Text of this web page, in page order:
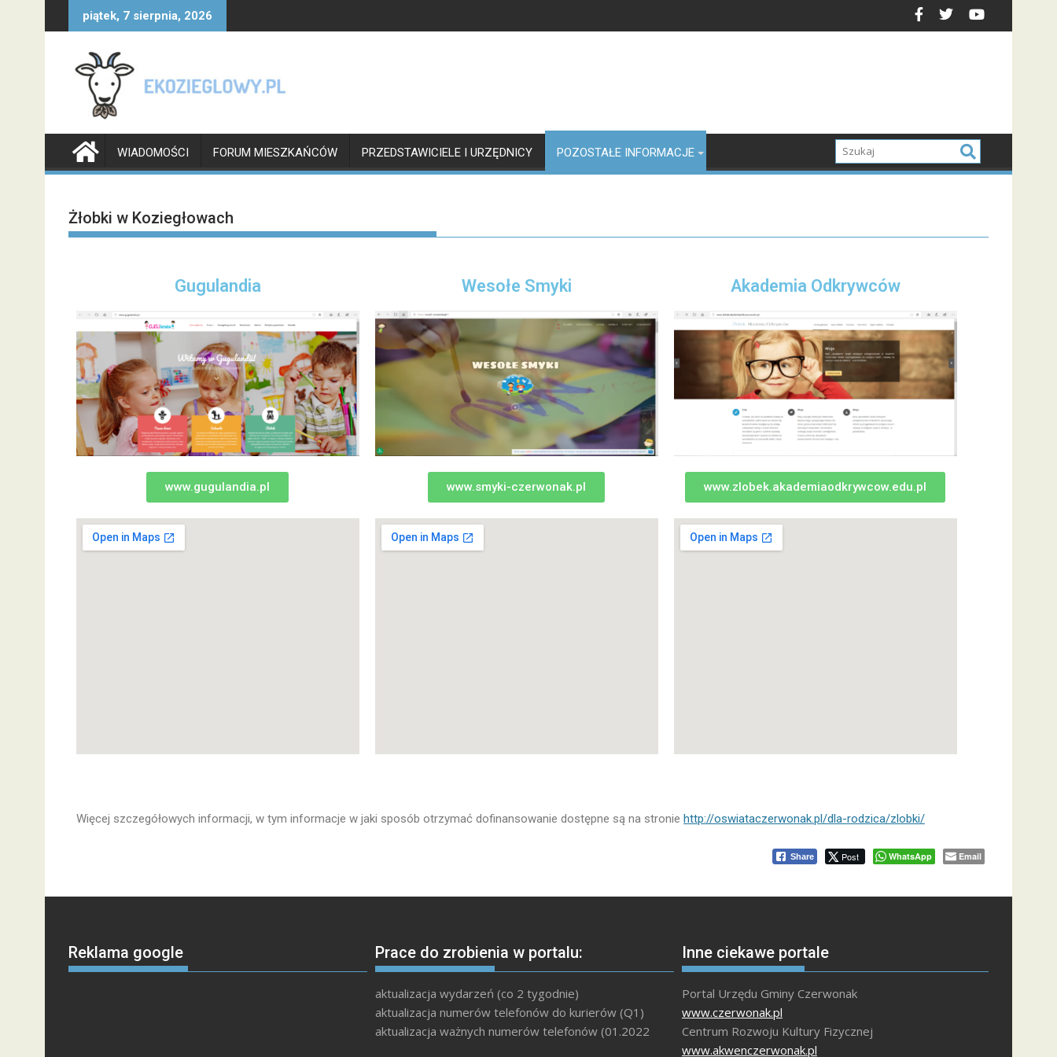
piątek, 7 sierpnia, 2026
WIADOMOŚCI FORUM MIESZKAŃCÓW PRZEDSTAWICIELE I URZĘDNICY POZOSTAŁE INFORMACJE
Żłobki w Koziegłowach
Gugulandia
www.gugulandia.pl
Wesołe Smyki
www.smyki-czerwonak.pl
Akademia Odkrywców
www.zlobek.akademiaodkrywcow.edu.pl
Więcej szczegółowych informacji, w tym informacje w jaki sposób otrzymać dofinansowanie dostępne są na stronie http://oswiataczerwonak.pl/dla-rodzica/zlobki/
Share Post WhatsApp Email
Reklama google Prace do zrobienia w portalu:
aktualizacja wydarzeń (co 2 tygodnie)
aktualizacja numerów telefonów do kurierów (Q1)
aktualizacja ważnych numerów telefonów (01.2022
Inne ciekawe portale
Portal Urzędu Gminy Czerwonak
www.czerwonak.pl
Centrum Rozwoju Kultury Fizycznej
www.akwenczerwonak.pl